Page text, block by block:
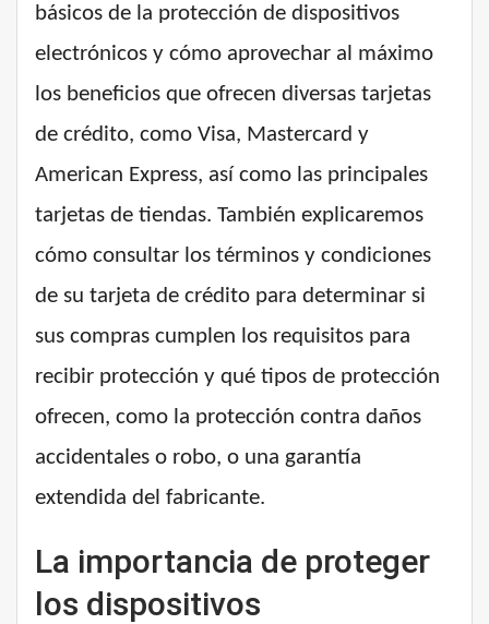
básicos de la protección de dispositivos
electrónicos y cómo aprovechar al máximo
los beneficios que ofrecen diversas tarjetas
de crédito, como Visa, Mastercard y
American Express, así como las principales
tarjetas de tiendas. También explicaremos
cómo consultar los términos y condiciones
de su tarjeta de crédito para determinar si
sus compras cumplen los requisitos para
recibir protección y qué tipos de protección
ofrecen, como la protección contra daños
accidentales o robo, o una garantía
extendida del fabricante.
La importancia de proteger
los dispositivos